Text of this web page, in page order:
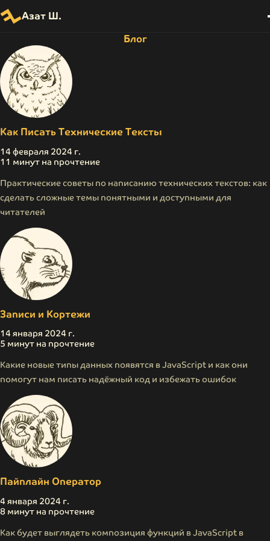
Перейти к
контенту
Азат Ш.
Блог
Как Писать Технические Тексты
14 февраля 2024 г.
11 минут на прочтение
Практические советы по написанию технических текстов: как
сделать сложные темы понятными и доступными для
читателей
Записи и Кортежи
14 января 2024 г.
5 минут на прочтение
Какие новые типы данных появятся в JavaScript и как они
помогут нам писать надёжный код и избежать ошибок
Пайплайн Оператор
4 января 2024 г.
8 минут на прочтение
Как будет выглядеть композиция функций в JavaScript в